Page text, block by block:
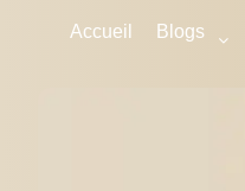
Accueil Blogs